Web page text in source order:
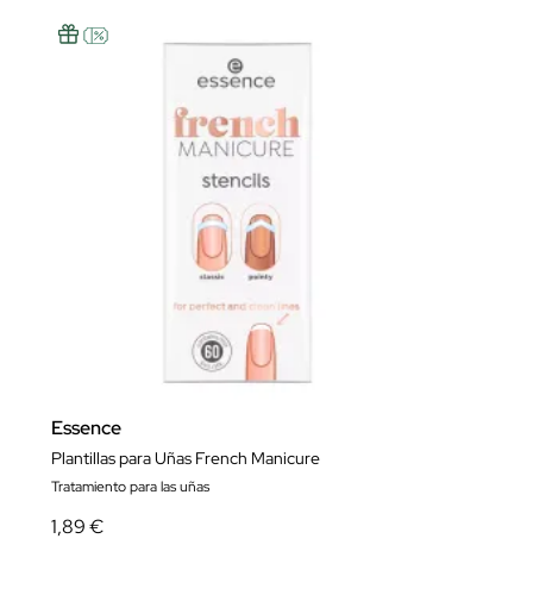
Essence
Plantillas para Uñas French Manicure
Tratamiento para las uñas
1,89 €